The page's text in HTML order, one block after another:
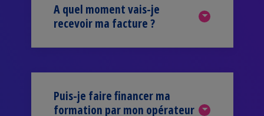
A quel moment vais-je
recevoir ma facture ?
Puis-je faire financer ma
formation par mon opérateur